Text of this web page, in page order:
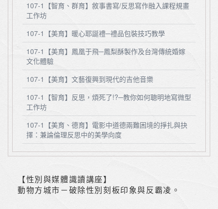
107-1【智育、群育】敘事書寫/反思寫作融入課程規畫
工作坊
107-1【美育】暖心耶誕禮─禮品包裝技巧教學
107-1【美育】鳳凰于飛─鳳梨酥製作及台灣傳統婚嫁
文化體驗
107-1【美育】文藝復興到現代的吉他音樂
107-1【智育】反思，煩死了!?─教你如何聰明地寫微型
工作坊
107-1【美育、德育】電影中道德兩難困境的掙扎與抉
擇：兼論倫理反思中的美學向度
【性別與媒體識讀講座】
動物方城市－破除性別刻板印象與反霸凌。